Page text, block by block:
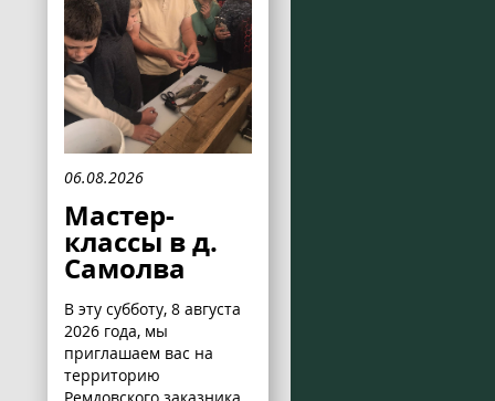
06.08.2026
Мастер-
классы в д.
Самолва
В эту субботу, 8 августа
2026 года, мы
приглашаем вас на
территорию